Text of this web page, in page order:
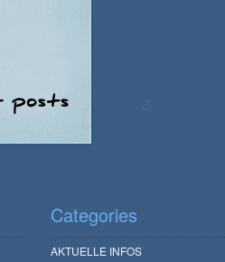
Categories
AKTUELLE INFOS